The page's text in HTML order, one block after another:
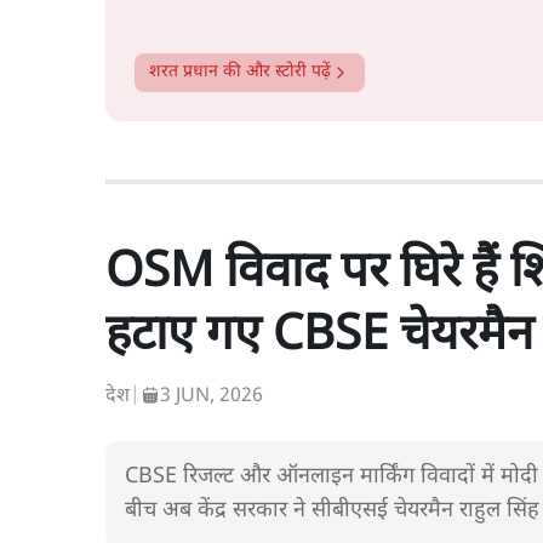
शरत प्रधान की और स्टोरी पढ़ें
OSM विवाद पर घिरे हैं
हटाए गए CBSE
देश| 3 JUN, 2026
CBSE रिजल्ट और ऑनलाइन मार्किंग विवादों में
बीच अब केंद्र सरकार ने सीबीएसई चेयरमैन राहुल